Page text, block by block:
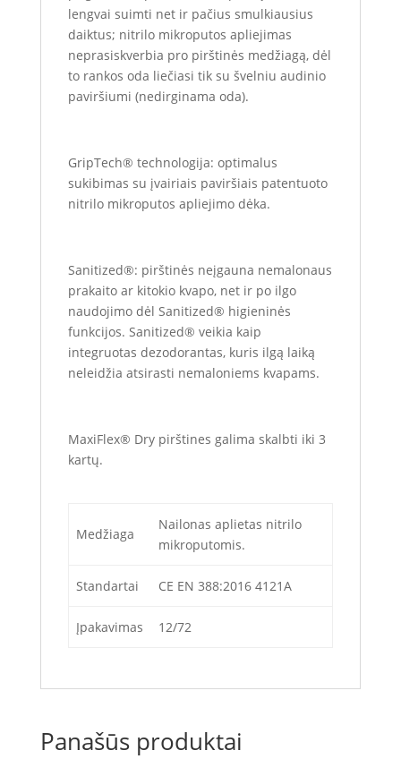
lengvai suimti net ir pačius smulkiausius
daiktus; nitrilo mikroputos apliejimas
neprasiskverbia pro pirštinės medžiagą, dėl
to rankos oda liečiasi tik su švelniu audinio
paviršiumi (nedirginama oda).
GripTech® technologija: optimalus
sukibimas su įvairiais paviršiais patentuoto
nitrilo mikroputos apliejimo dėka.
Sanitized®: pirštinės neįgauna nemalonaus
prakaito ar kitokio kvapo, net ir po ilgo
naudojimo dėl Sanitized® higieninės
funkcijos. Sanitized® veikia kaip
integruotas dezodorantas, kuris ilgą laiką
neleidžia atsirasti nemaloniems kvapams.
MaxiFlex® Dry pirštines galima skalbti iki 3
kartų.
Medžiaga
Nailonas aplietas nitrilo
mikroputomis.
Standartai CE EN 388:2016 4121A
Įpakavimas 12/72
Panašūs produktai